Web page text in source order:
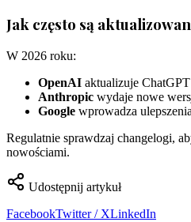
Jak często są
W 2026 roku:
OpenAI aktualizuje
Anthropic wydaje nowe
Google wprowadza
Regulatnie sprawdzaj changelogi,
nowościami.
Udostępnij artykuł
FacebookTwitter / XLinkedIn